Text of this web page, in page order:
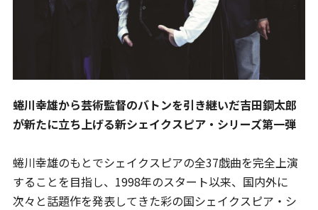
蜷川幸雄から芸術監督のバトンを引き継いだ吉田鋼太郎
が新たに立ち上げる新シェイクスピア・シリーズ第一弾
蜷川幸雄のもとでシェイクスピアの全37戯曲を完全上演
することを目指し、1998年のスタート以来、国内外に
次々と話題作を発表してきた彩の国シェイクスピア・シ